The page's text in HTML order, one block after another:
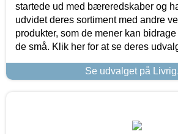
startede ud med bæreredskaber og
udvidet deres sortiment med andre
produkter, som de mener kan
de små. Klik her for at se deres
Se udvalget på